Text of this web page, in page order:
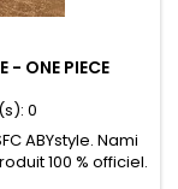
- ONE PIECE
0
ABYstyle. Nami
100 % officiel.